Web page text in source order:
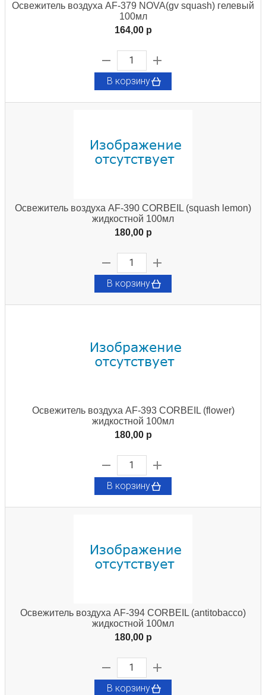
Освежитель воздуха AF-379 NOVA(gv squash) гелевый
100мл
164,00 p
В корзину
Освежитель воздуха AF-390 CORBEIL (squash lemon)
жидкостной 100мл
180,00 p
В корзину
Освежитель воздуха AF-393 CORBEIL (flower)
жидкостной 100мл
180,00 p
В корзину
Освежитель воздуха AF-394 CORBEIL (antitobacco)
жидкостной 100мл
180,00 p
В корзину